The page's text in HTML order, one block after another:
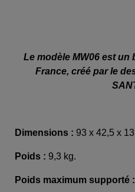
Le modèle MW06 est
France, créé par le
Dimensions : 93 x 42,5 x
Poids : 9,3 kg.
Poids maximum supporté :